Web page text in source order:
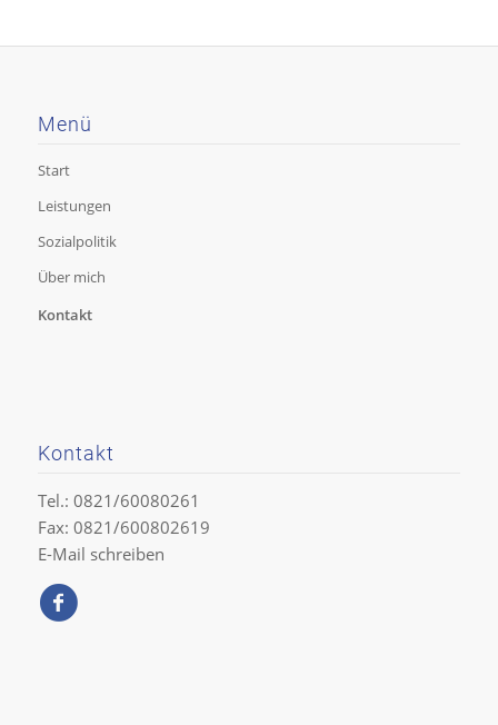
Menü
Start
Leistungen
Sozialpolitik
Über mich
Kontakt
Kontakt
Tel.: 0821/60080261
Fax: 0821/600802619
E-Mail schreiben